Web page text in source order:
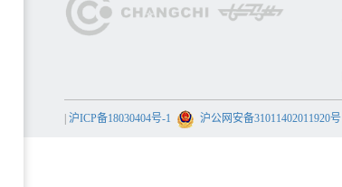
沪ICP备18030404号-1 沪公网安备31011402011920号